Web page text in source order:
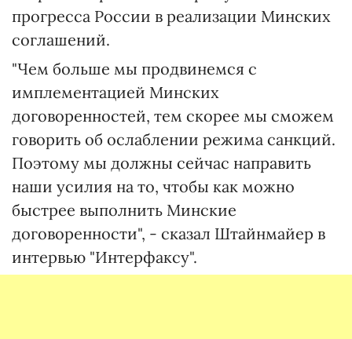
прогресса России в реализации Минских
соглашений.
"Чем больше мы продвинемся с
имплементацией Минских
договоренностей, тем скорее мы сможем
говорить об ослаблении режима санкций.
Поэтому мы должны сейчас направить
наши усилия на то, чтобы как можно
быстрее выполнить Минские
договоренности", - сказал Штайнмайер в
интервью "Интерфаксу".